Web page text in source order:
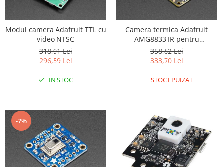
Multiplexor
Telecomenzi
Accesorii
Accesorii
Antene
Modul camera Adafruit TTL cu
video NTSC
318,91 Lei
296,59 Lei
IN STOC
Camera termica Adafruit
AMG8833 IR pentru
FeatherWing
358,82 Lei
333,70 Lei
STOC EPUIZAT
-7%